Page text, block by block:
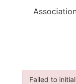
Failed to